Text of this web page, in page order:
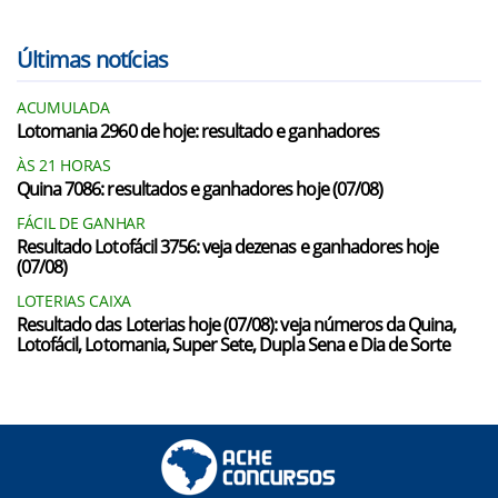
Últimas notícias
ACUMULADA
Lotomania 2960 de hoje: resultado e ganhadores
ÀS 21 HORAS
Quina 7086: resultados e ganhadores hoje (07/08)
FÁCIL DE GANHAR
Resultado Lotofácil 3756: veja dezenas e ganhadores hoje
(07/08)
LOTERIAS CAIXA
Resultado das Loterias hoje (07/08): veja números da Quina,
Lotofácil, Lotomania, Super Sete, Dupla Sena e Dia de Sorte